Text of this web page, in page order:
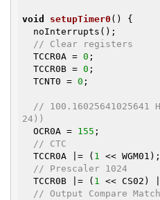
void setupTimer0 ()
{
// Clear registers
  TCCR0A =
0 ;
  TCCR0B =
0 ;
  TCNT0 =
0 ;
// 100.16025641025641
24))
  OCR0A =
155 ;
// CTC
  TCCR0A |= (
1
<< WGM01);
// Prescaler 1024
  TCCR0B |= (
1 << CS02)
// Output Compare